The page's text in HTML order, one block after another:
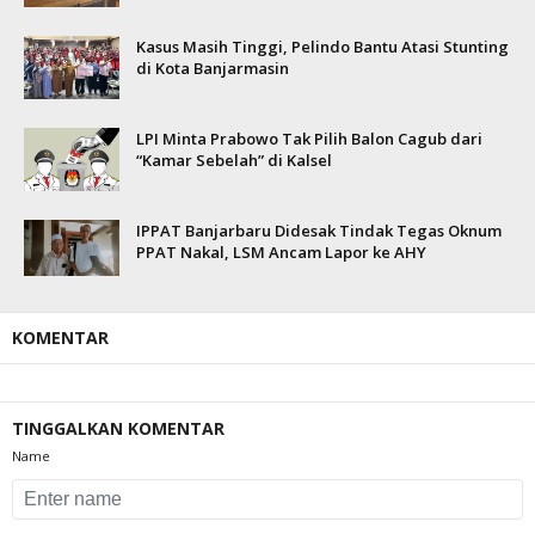
Kasus Masih Tinggi, Pelindo Bantu Atasi Stunting
di Kota Banjarmasin
LPI Minta Prabowo Tak Pilih Balon Cagub dari
“Kamar Sebelah” di Kalsel
IPPAT Banjarbaru Didesak Tindak Tegas Oknum
PPAT Nakal, LSM Ancam Lapor ke AHY
KOMENTAR
TINGGALKAN KOMENTAR
Name